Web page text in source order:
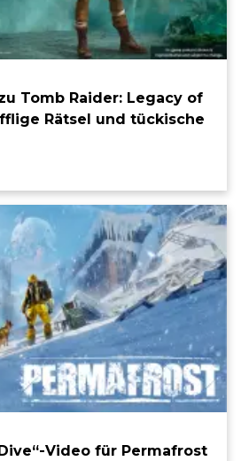
Tomb Raider: Legacy of
Rätsel und tückische
Video für Permafrost